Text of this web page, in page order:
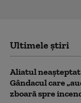
Ultimele știri
Aliatul
Gândacul care
zboară spre